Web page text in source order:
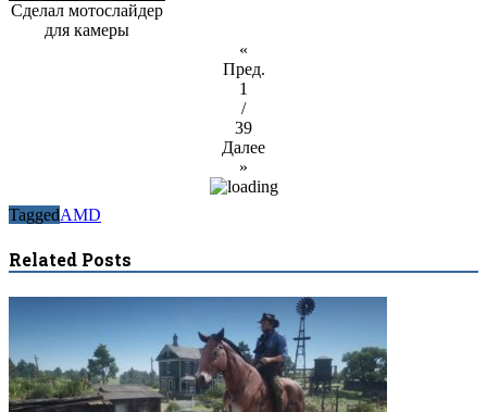
Сделал мотослайдер
для камеры
«
Пред.
1
/
39
Далее
»
TaggedAMD
Related Posts